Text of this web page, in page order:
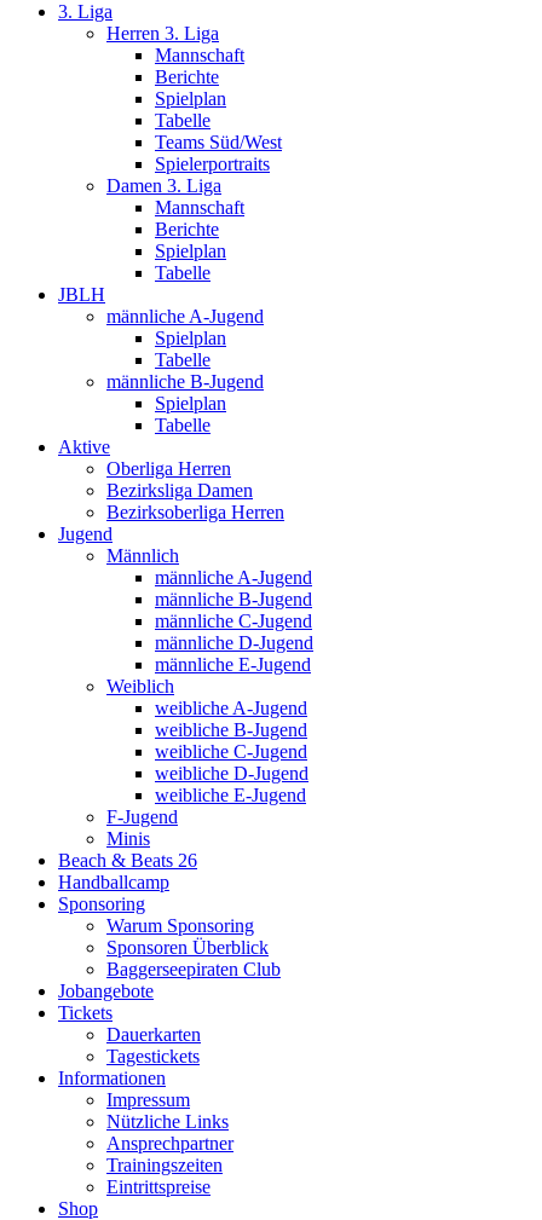
3. Liga
Herren 3. Liga
Mannschaft
Berichte
Spielplan
Tabelle
Teams Süd/West
Spielerportraits
Damen 3. Liga
Mannschaft
Berichte
Spielplan
Tabelle
JBLH
männliche A-Jugend
Spielplan
Tabelle
männliche B-Jugend
Spielplan
Tabelle
Aktive
Oberliga Herren
Bezirksliga Damen
Bezirksoberliga Herren
Jugend
Männlich
männliche A-Jugend
männliche B-Jugend
männliche C-Jugend
männliche D-Jugend
männliche E-Jugend
Weiblich
weibliche A-Jugend
weibliche B-Jugend
weibliche C-Jugend
weibliche D-Jugend
weibliche E-Jugend
F-Jugend
Minis
Beach & Beats 26
Handballcamp
Sponsoring
Warum Sponsoring
Sponsoren Überblick
Baggerseepiraten Club
Jobangebote
Tickets
Dauerkarten
Tagestickets
Informationen
Impressum
Nützliche Links
Ansprechpartner
Trainingszeiten
Eintrittspreise
Shop